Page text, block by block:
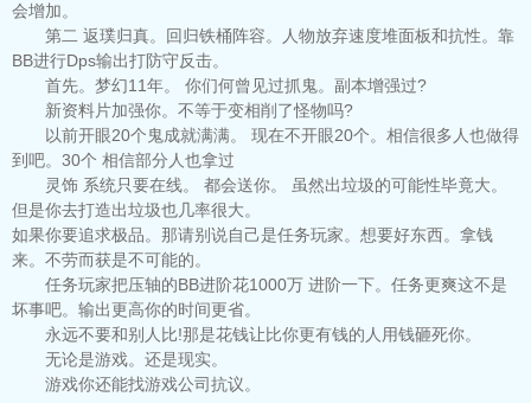
会增加。
第二 返璞归真。回归铁桶阵容。人物放弃速度堆面板和抗性。靠
BB进行Dps输出打防守反击。
首先。梦幻11年。 你们何曾见过抓鬼。副本增强过?
新资料片加强你。不等于变相削了怪物吗?
以前开眼20个鬼成就满满。 现在不开眼20个。相信很多人也做得
到吧。30个 相信部分人也拿过
灵饰 系统只要在线。 都会送你。 虽然出垃圾的可能性毕竟大。
但是你去打造出垃圾也几率很大。
如果你要追求极品。那请别说自己是任务玩家。想要好东西。拿钱
来。不劳而获是不可能的。
任务玩家把压轴的BB进阶花1000万 进阶一下。任务更爽这不是
坏事吧。输出更高你的时间更省。
永远不要和别人比!那是花钱让比你更有钱的人用钱砸死你。
无论是游戏。还是现实。
游戏你还能找游戏公司抗议。